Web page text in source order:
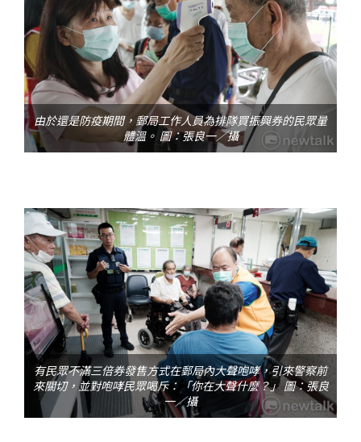
由於還是防疫期間，郵局工作人員為排隊買振興券的民眾量
體溫。 圖：張良一／攝
有民眾不滿三倍券發售方式在郵局內大聲咆哮，引來警察前
來關切，並對咆哮民眾喝斥：「你在大聲什麼？」 圖：張良
一／攝